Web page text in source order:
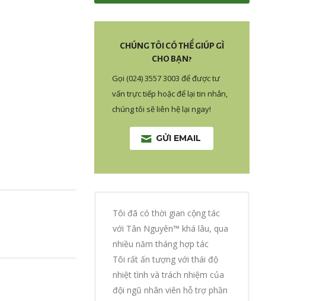
CHÚNG TÔI CÓ THỂ GIÚP GÌ
CHO BẠN?
Gọi (024) 3557 3003 để được tư
vấn trực tiếp hoặc để lại tin nhắn,
chúng tôi sẽ liên hệ lại ngay!
GỬI EMAIL
Tôi đã có thời gian cộng tác
với Tân Nguyên™ khá lâu, qua
nhiều năm tháng hợp tác
Tôi rất ấn tượng với thái độ
nhiệt tình và trách nhiệm của
đội ngũ nhân viên hỗ trợ phần